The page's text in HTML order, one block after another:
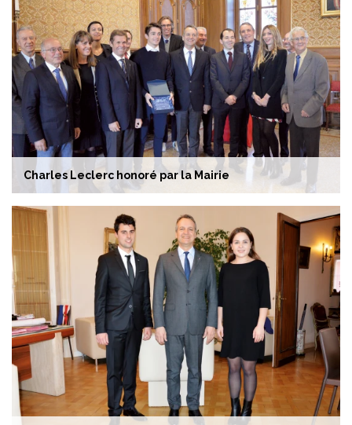
Charles Leclerc honoré par la Mairie